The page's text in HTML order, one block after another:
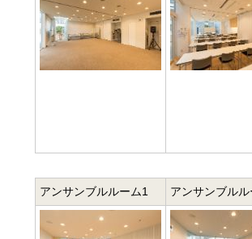
アンサンブルルーム1 アンサンブルル